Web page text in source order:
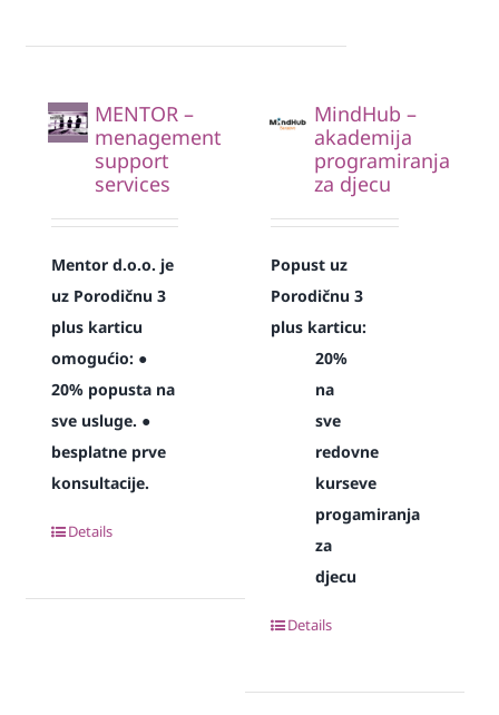
MENTOR –
menagement
support
services
Mentor d.o.o. je
uz Porodičnu 3
plus karticu
omogućio: ●
20% popusta na
sve usluge. ●
besplatne prve
konsultacije.
Details
MindHub –
akademija
programiranja
za djecu
Popust uz
Porodičnu 3
plus karticu:
20%
na
sve
redovne
kurseve
progamiranja
za
djecu
Details